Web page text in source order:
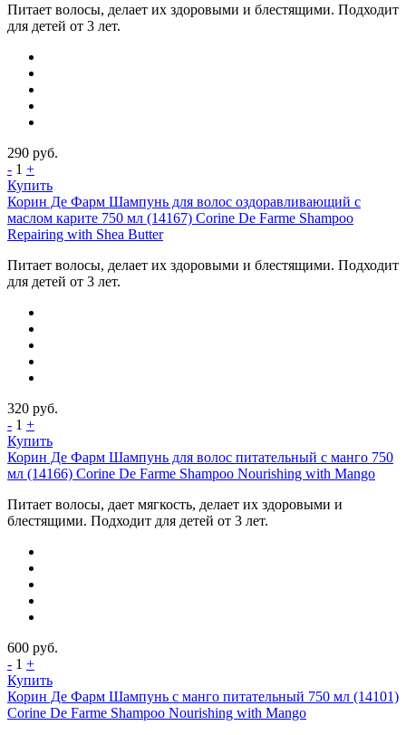
Питает волосы, делает их здоровыми и блестящими. Подходит
для детей от 3 лет.
290 руб.
- 1 +
Купить
Корин Де Фарм Шампунь для волос оздоравливающий с
маслом карите 750 мл (14167) Corine De Farme Shampoo
Repairing with Shea Butter
Питает волосы, делает их здоровыми и блестящими. Подходит
для детей от 3 лет.
320 руб.
- 1 +
Купить
Корин Де Фарм Шампунь для волос питательный с манго 750
мл (14166) Corine De Farme Shampoo Nourishing with Mango
Питает волосы, дает мягкость, делает их здоровыми и
блестящими. Подходит для детей от 3 лет.
600 руб.
- 1 +
Купить
Корин Де Фарм Шампунь с манго питательный 750 мл (14101)
Corine De Farme Shampoo Nourishing with Mango